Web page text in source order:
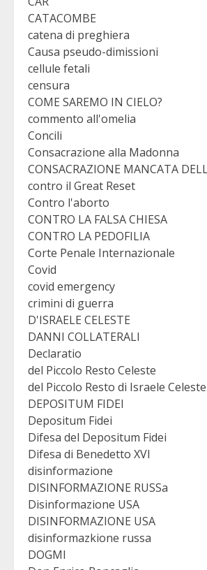
CATACOMBE
catena di preghiera
Causa pseudo-dimissioni
cellule fetali
censura
COME SAREMO IN CIELO?
commento all'omelia
Concili
Consacrazione alla Madonna
CONSACRAZIONE MANCATA
contro il Great Reset
Contro l'aborto
CONTRO LA FALSA CHIESA
CONTRO LA PEDOFILIA
Corte Penale Internazionale
Covid
covid emergency
crimini di guerra
D'ISRAELE CELESTE
DANNI COLLATERALI
Declaratio
del Piccolo Resto Celeste
del Piccolo Resto di Israele Celeste
DEPOSITUM FIDEI
Depositum Fidei
Difesa del Depositum Fidei
Difesa di Benedetto XVI
disinformazione
DISINFORMAZIONE RUSSa
Disinformazione USA
DISINFORMAZIONE USA
disinformazkione russa
DOGMI